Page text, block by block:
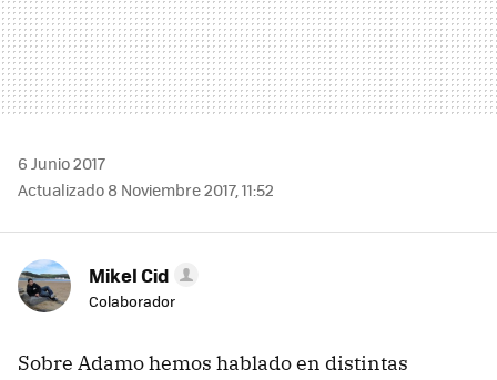
6 Junio 2017
Actualizado 8 Noviembre 2017, 11:52
Mikel Cid
Colaborador
Sobre Adamo hemos hablado en distintas